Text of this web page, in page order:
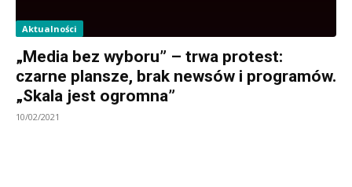
Aktualności
„Media bez wyboru” – trwa protest:
czarne plansze, brak newsów i programów.
„Skala jest ogromna”
10/02/2021